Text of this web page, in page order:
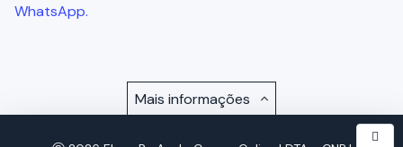
WhatsApp.
Mais informações